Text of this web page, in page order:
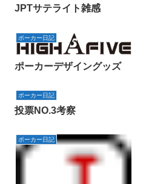
JPTサテライト雑感
ポーカー日記
ポーカーデザイングッズ
ポーカー日記
投票NO.3考察
ポーカー日記